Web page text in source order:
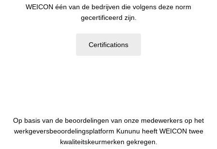
WEICON één van de bedrijven die volgens deze norm
gecertificeerd zijn.
Certifications
Op basis van de beoordelingen van onze medewerkers op het
werkgeversbeoordelingsplatform Kununu heeft WEICON twee
kwaliteitskeurmerken gekregen.